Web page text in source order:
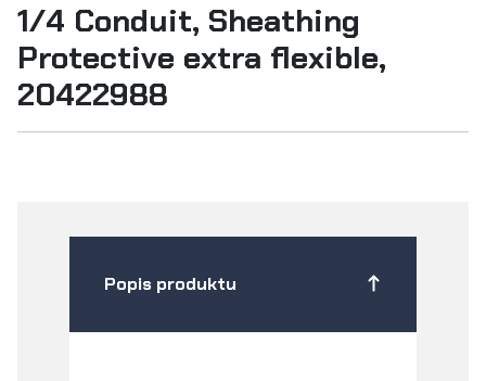
1/4 Conduit, Sheathing
Protective extra flexible,
20422988
Popis produktu